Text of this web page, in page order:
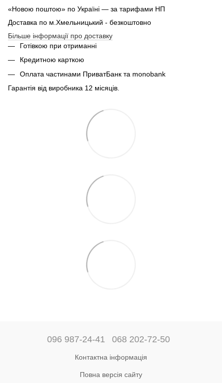
«Новою поштою» по Україні — за тарифами НП
Доставка по м.Хмельницький - безкоштовно
Більше інформації про доставку
Готівкою при отриманні
Кредитною карткою
Оплата частинами ПриватБанк та monobank
Гарантія від виробника 12 місяців.
096 987-24-41 068 202-72-50
Контактна інформація
Повна версія сайту